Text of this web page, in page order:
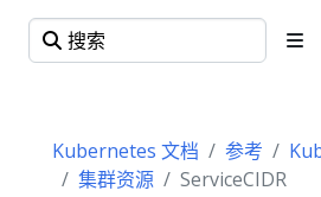
Kubernetes 文档 参考
集群资源
ServiceCIDR